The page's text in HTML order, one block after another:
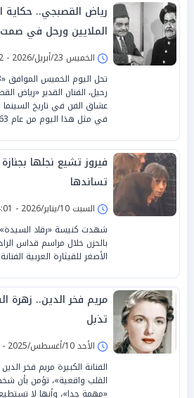
رياض القصبجي.. حكاية
الملايين ورحل في
الخميس 23/أبريل/2026 - 02:42 م
رحيل، الفنان القدير «رياض
عشاق الفن في تاريخ السينما
في مثل هذا اليوم من عام 1963.
فيروز تشيع نجلها
تساندها
السبت 10/يناير/2026 - 04:01 م
شهدت كنيسة «رقاد السيدة»
بالحزن خلال مراسم قداس
الأصغر للقيثارة العربية
مريم فخر الدين.. زهرة
تذبل
الأحد 10/أغسطس/2025 - 04:06 م
الفنانة الكبيرة مريم فخر
القلب واقعية»، تؤمن بأن
«مهمة جدا»، وأنها لا